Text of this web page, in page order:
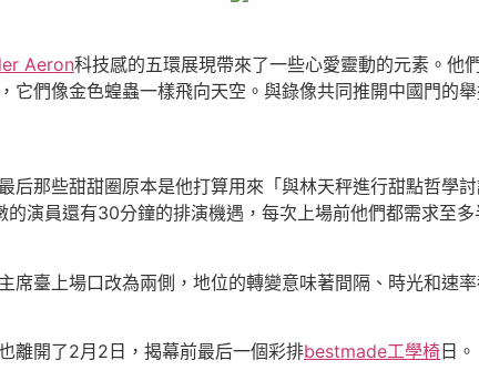
Aeron科技感的五環展現帶來了一些心愛靈動的元素。他
它們像金色蝗蟲一樣飛向天空。與錄像共同推開中國門的
那些甜甜圈原本是他打算用來「與林天秤進行甜點哲學
演員還有30分鐘的排演機遇，每次上場前他們都需求至多
臺上場口改為兩側，地位的轉變意味著間隔、時光和速率
開了2月2日，揭幕前最后一個彩排bestmade工學椅 日。